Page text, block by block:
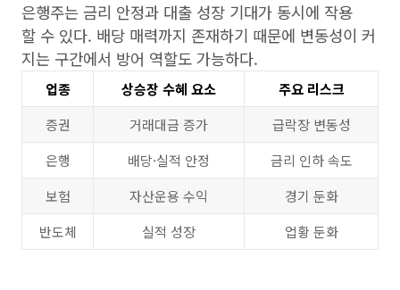
은행주는 금리 안정과 대출 성장 기대가 동시에 작용
할 수 있다. 배당 매력까지 존재하기 때문에 변동성이 커
지는 구간에서 방어 역할도 가능하다.
업종 상승장 수혜 요소
주요 리스크
증권
거래대금 증가
급락장 변동성
은행
배당·실적 안정
금리 인하 속도
보험
자산운용 수익
경기 둔화
반도체
실적 성장 업황 둔화